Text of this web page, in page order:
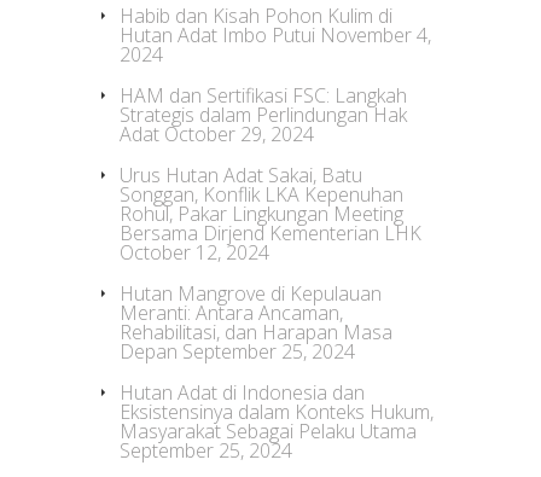
Habib dan Kisah Pohon Kulim di
Hutan Adat Imbo Putui November 4,
2024
HAM dan Sertifikasi FSC: Langkah
Strategis dalam Perlindungan Hak
Adat October 29, 2024
Urus Hutan Adat Sakai, Batu
Songgan, Konflik LKA Kepenuhan
Rohul, Pakar Lingkungan Meeting
Bersama Dirjend Kementerian LHK
October 12, 2024
Hutan Mangrove di Kepulauan
Meranti: Antara Ancaman,
Rehabilitasi, dan Harapan Masa
Depan September 25, 2024
Hutan Adat di Indonesia dan
Eksistensinya dalam Konteks Hukum,
Masyarakat Sebagai Pelaku Utama
September 25, 2024